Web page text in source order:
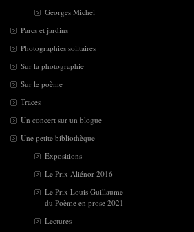
Georges Michel
Parcs et jardins
Photographies solitaires
Sur la photographie
Sur le poème
Traces
Un concert sur un blogue
Une petite bibliothèque
Expositions
Le Prix Aliénor 2016
Le Prix Louis Guillaume
du Poème en prose 2021
Lectures